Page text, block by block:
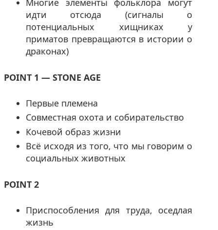
идти отсюда (сигналы о
потенциальных хищниках у
приматов превращаются в истории о
драконах)
POINT 1 — STONE AGE
Первые племена
Совместная охота и собирательство
Кочевой образ жизни
Всё исходя из того, что мы говорим о
социальных животных
POINT 2
Приспособления для труда, оседлая
жизнь